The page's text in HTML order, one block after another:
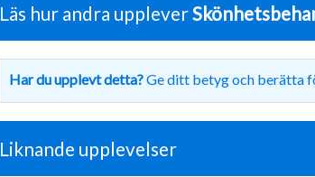
Läs hur andra upplever
Har du upplevt detta?Ge ditt betyg och berätta
Liknande upplevelser